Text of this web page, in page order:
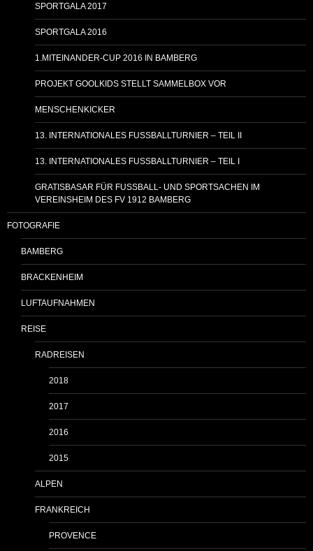
SPORTGALA 2017
SPORTGALA 2016
1.MITEINANDER-CUP 2016 IN BAMBERG
PROJEKT GOOLKIDS STELLT SAMMELBOX VOR
MENSCHENKICKER
13. INTERNATIONALES FUSSBALLTURNIER – TEIL II
13. INTERNATIONALES FUSSBALLTURNIER – TEIL I
GRATISBASAR FÜR FUSSBALL- UND SPORTSACHEN IM
VEREINSHEIM DES FV 1912 BAMBERG
FOTOGRAFIE
BAMBERG
BRACKENHEIM
LUFTAUFNAHMEN
REISE
RADREISEN
2018
2017
2016
2015
ALPEN
FRANKREICH
PROVENCE